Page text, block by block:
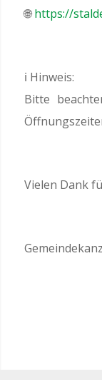
🌐https://
ℹ️ Hinweis:
Bitte
Vielen Dank